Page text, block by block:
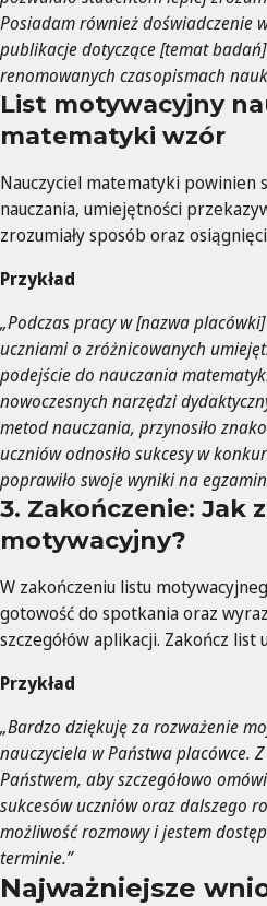
Posiadam również doświadczenie
publikacje dotyczące [temat
renomowanych czasopismach
List motywacyjny
matematyki wzór
Nauczyciel matematyki powinien
nauczania, umiejętności
zrozumiały sposób oraz
Przykład
„Podczas pracy w [nazwa
uczniami o zróżnicowanych
podejście do nauczania
nowoczesnych narzędzi
metod nauczania, przynosiło
uczniów odnosiło sukcesy w
poprawiło swoje wyniki na
3. Zakończenie: Jak
motywacyjny?
W zakończeniu listu
gotowość do spotkania oraz
szczegółów aplikacji. Zakończ
Przykład
„Bardzo dziękuję za rozważenie
nauczyciela w Państwa placówce.
Państwem, aby szczegółowo
sukcesów uczniów oraz dalszego
możliwość rozmowy i jestem
terminie.”
Najważniejsze